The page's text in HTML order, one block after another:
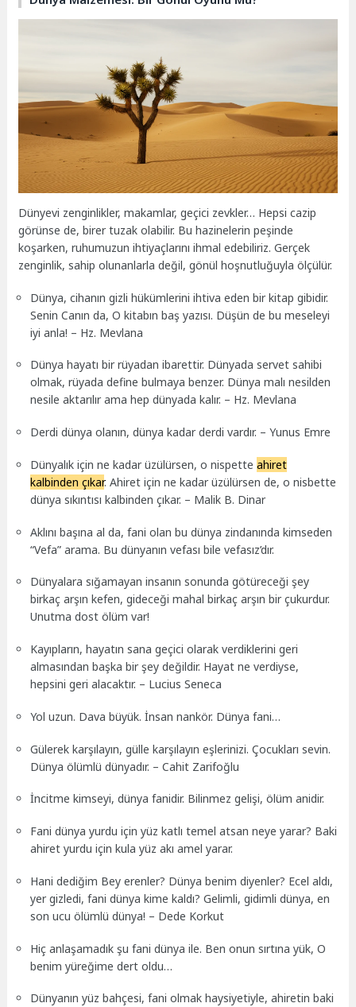
Dünyevi zenginlikler, makamlar, geçici zevkler… Hepsi cazip
görünse de, birer tuzak olabilir. Bu hazinelerin peşinde
koşarken, ruhumuzun ihtiyaçlarını ihmal edebiliriz. Gerçek
zenginlik, sahip olunanlarla değil, gönül hoşnutluğuyla ölçülür.
Dünya, cihanın gizli hükümlerini ihtiva eden bir kitap gibidir.
Senin Canın da, O kitabın baş yazısı. Düşün de bu meseleyi
iyi anla! – Hz. Mevlana
Dünya hayatı bir rüyadan ibarettir. Dünyada servet sahibi
olmak, rüyada define bulmaya benzer. Dünya malı nesilden
nesile aktarılır ama hep dünyada kalır. – Hz. Mevlana
Derdi dünya olanın, dünya kadar derdi vardır. – Yunus Emre
Dünyalık için ne kadar üzülürsen, o nispetteahiret
kalbinden çıkar. Ahiret için ne kadar üzülürsen de, o nisbette
dünya sıkıntısı kalbinden çıkar. – Malik B. Dinar
Aklını başına al da, fani olan bu dünya zindanında kimseden
“Vefa” arama. Bu dünyanın vefası bile vefasız’dır.
Dünyalara sığamayan insanın sonunda götüreceği şey
birkaç arşın kefen, gideceği mahal birkaç arşın bir çukurdur.
Unutma dost ölüm var!
Kayıpların, hayatın sana geçici olarak verdiklerini geri
almasından başka bir şey değildir. Hayat ne verdiyse,
hepsini geri alacaktır. – Lucius Seneca
Yol uzun. Dava büyük. İnsan nankör. Dünya fani…
Gülerek karşılayın, gülle karşılayın eşlerinizi. Çocukları sevin.
Dünya ölümlü dünyadır. – Cahit Zarifoğlu
İncitme kimseyi, dünya fanidir. Bilinmez gelişi, ölüm anidir.
Fani dünya yurdu için yüz katlı temel atsan neye yarar? Baki
ahiret yurdu için kula yüz akı amel yarar.
Hani dediğim Bey erenler? Dünya benim diyenler? Ecel aldı,
yer gizledi, fani dünya kime kaldı? Gelimli, gidimli dünya, en
son ucu ölümlü dünya! – Dede Korkut
Hiç anlaşamadık şu fani dünya ile. Ben onun sırtına yük, O
benim yüreğime dert oldu…
Dünyanın yüz bahçesi, fani olmak haysiyetiyle, ahiretin baki